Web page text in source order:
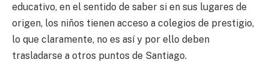
educativo, en el sentido de saber si en sus lugares de
origen, los niños tienen acceso a colegios de prestigio,
lo que claramente, no es así y por ello deben
trasladarse a otros puntos de Santiago.